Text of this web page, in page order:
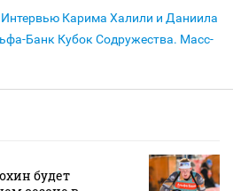
Интервью Карима Халили и Даниила
Банк Кубок Содружества. Масс-
будет